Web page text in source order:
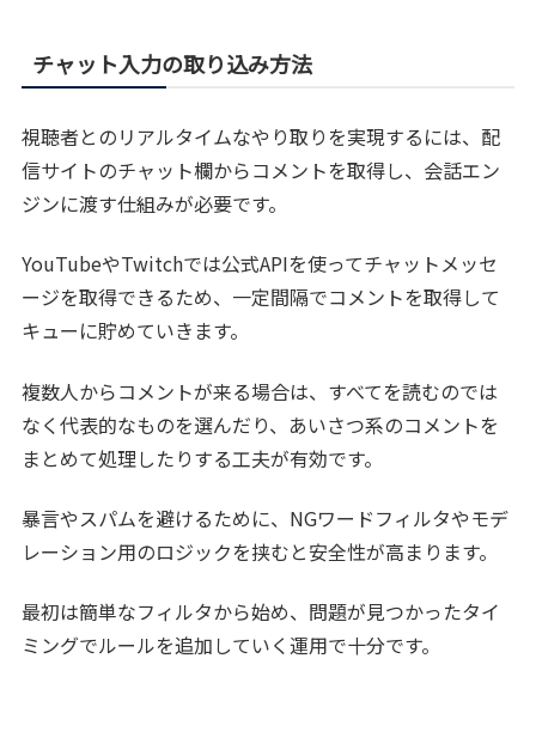
チャット入力の取り込み方法
視聴者とのリアルタイムなやり取りを実現するには、配
信サイトのチャット欄からコメントを取得し、会話エン
ジンに渡す仕組みが必要です。
YouTubeやTwitchでは公式APIを使ってチャットメッセ
ージを取得できるため、一定間隔でコメントを取得して
キューに貯めていきます。
複数人からコメントが来る場合は、すべてを読むのでは
なく代表的なものを選んだり、あいさつ系のコメントを
まとめて処理したりする工夫が有効です。
暴言やスパムを避けるために、NGワードフィルタやモデ
レーション用のロジックを挟むと安全性が高まります。
最初は簡単なフィルタから始め、問題が見つかったタイ
ミングでルールを追加していく運用で十分です。